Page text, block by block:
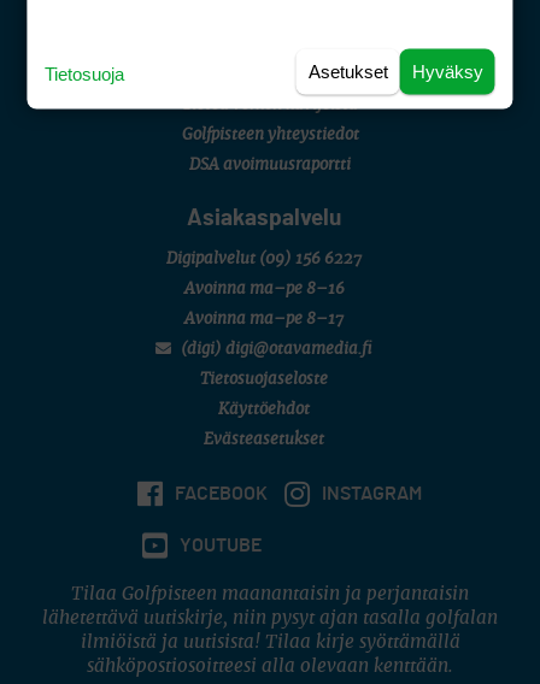
Mediahinnasto
Golfpisteen yhteystiedot
DSA avoimuusraportti
Asiakaspalvelu
Digipalvelut (09) 156 6227
Avoinna ma–pe 8–16
Avoinna ma–pe 8–17
(digi) digi@otavamedia.fi
Tietosuojaseloste
Käyttöehdot
Evästeasetukset
FACEBOOK INSTAGRAM
YOUTUBE
Tilaa Golfpisteen maanantaisin ja perjantaisin
lähetettävä uutiskirje, niin pysyt ajan tasalla golfalan
ilmiöistä ja uutisista! Tilaa kirje syöttämällä
sähköpostiosoitteesi alla olevaan kenttään.
Hyväksy
Asetukset
Tietosuoja